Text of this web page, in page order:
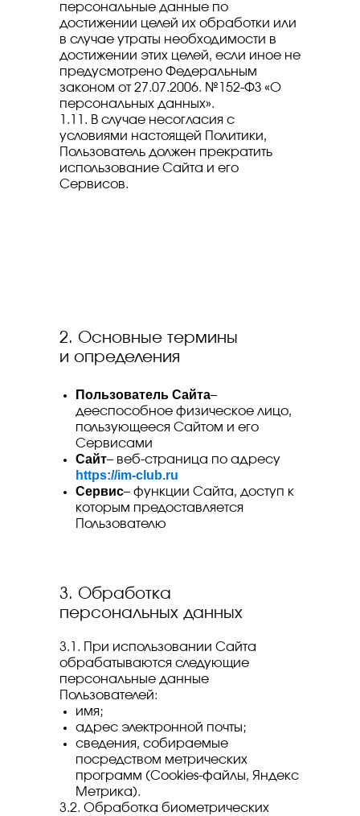
персональные данные по
достижении целей их обработки или
в случае утраты необходимости в
достижении этих целей, если иное не
предусмотрено Федеральным
законом от 27.07.2006. №152-ФЗ «О
персональных данных».
1.11. В случае несогласия с
условиями настоящей Политики,
Пользователь должен прекратить
использование Сайта и его
Сервисов.
2. Основные термины
и определения
Пользователь Сайта–
дееспособное физическое лицо,
пользующееся Сайтом и его
Сервисами
Сайт– веб-страница по адресу
https://im-club.ru
Сервис– функции Сайта, доступ к
которым предоставляется
Пользователю
3. Обработка
персональных данных
3.1. При использовании Сайта
обрабатываются следующие
персональные данные
Пользователей:
имя;
адрес электронной почты;
сведения, собираемые
посредством метрических
программ (Cookies-файлы, Яндекс
Метрика).
3.2. Обработка биометрических